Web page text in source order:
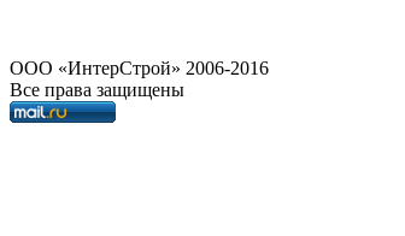
OOO «ИнтерСтрой» 2006-2016
Все права защищены